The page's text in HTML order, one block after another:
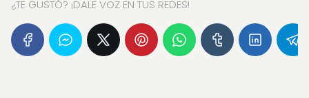
¿TE GUSTÓ? ¡DALE VOZ EN TUS REDES!